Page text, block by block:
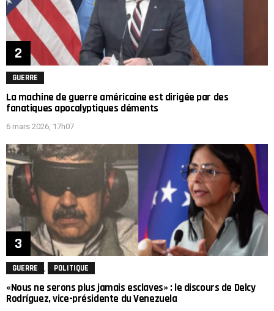
GUERRE
La machine de guerre américaine est dirigée par des
fanatiques apocalyptiques déments
6 mars 2026, 17h07
GUERRE POLITIQUE
«Nous ne serons plus jamais esclaves» : le discours de Delcy
Rodríguez, vice-présidente du Venezuela